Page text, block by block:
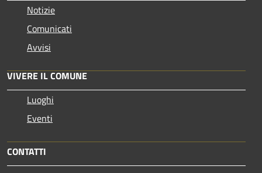
Notizie
Comunicati
Avvisi
VIVERE IL COMUNE
Luoghi
Eventi
CONTATTI